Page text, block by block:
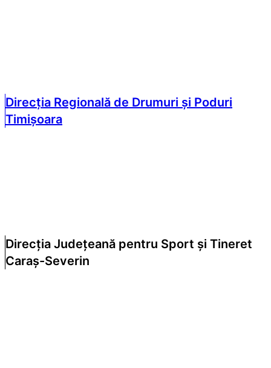
Direcția Regională de Drumuri și Poduri
Timișoara
Direcția Județeană pentru Sport și Tineret
Caraș-Severin